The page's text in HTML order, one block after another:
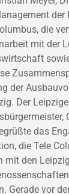
der
die
mit der
der
Der
das
die Tele
mit den
Gerade vor